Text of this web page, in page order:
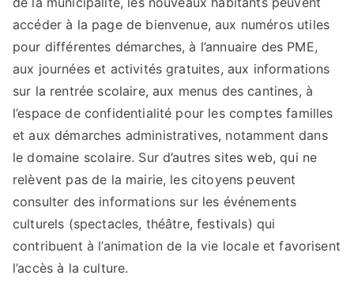
accéder à la page de bienvenue, aux numéros utiles
pour différentes démarches, à l’annuaire des PME,
aux journées et activités gratuites, aux informations
sur la rentrée scolaire, aux menus des cantines, à
l’espace de confidentialité pour les comptes familles
et aux démarches administratives, notamment dans
le domaine scolaire. Sur d’autres sites web, qui ne
relèvent pas de la mairie, les citoyens peuvent
consulter des informations sur les événements
culturels (spectacles, théâtre, festivals) qui
contribuent à l’animation de la vie locale et favorisent
l’accès à la culture.